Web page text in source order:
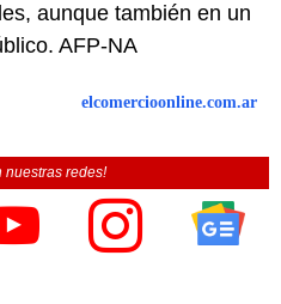
aunque también en un
AFP-NA
elcomercioonline.com.ar
nuestras redes!